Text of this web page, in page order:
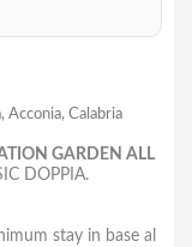
Acconia, Calabria
GARDEN ALL
DOPPIA.
stay in base al